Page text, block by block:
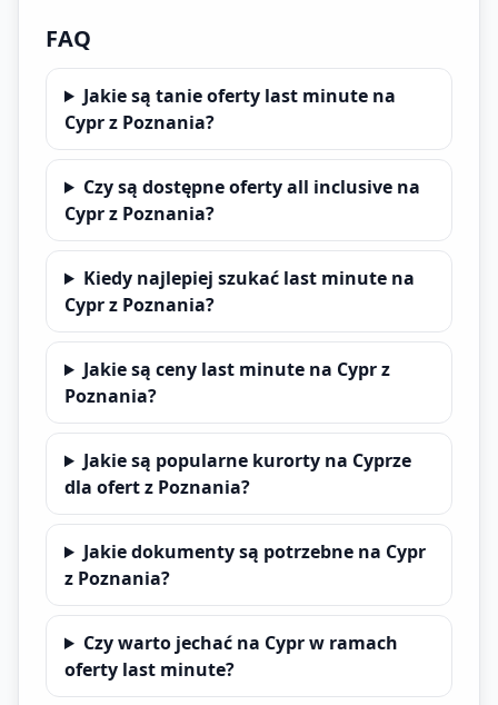
FAQ
Jakie są tanie oferty last minute na
Cypr z Poznania?
Czy są dostępne oferty all inclusive na
Cypr z Poznania?
Kiedy najlepiej szukać last minute na
Cypr z Poznania?
Jakie są ceny last minute na Cypr z
Poznania?
Jakie są popularne kurorty na Cyprze
dla ofert z Poznania?
Jakie dokumenty są potrzebne na Cypr
z Poznania?
Czy warto jechać na Cypr w ramach
oferty last minute?